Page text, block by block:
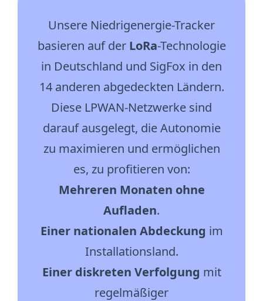
Unsere Niedrigenergie-Tracker
basieren auf der LoRa-Technologie
in Deutschland und SigFox in den
14 anderen abgedeckten Ländern.
Diese LPWAN-Netzwerke sind
darauf ausgelegt, die Autonomie
zu maximieren und ermöglichen
es, zu profitieren von:
Mehreren Monaten ohne
Aufladen.
Einer nationalen Abdeckung im
Installationsland.
Einer diskreten Verfolgung mit
regelmäßiger